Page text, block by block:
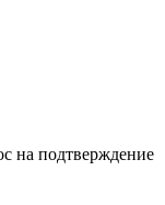
на подтверждение